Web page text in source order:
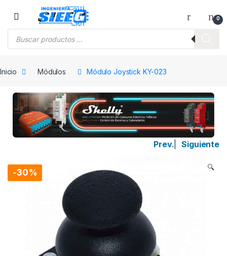
Saltar a la navegación
Saltar al contenido
0
Inicio Módulos Módulo Joystick KY-023
Prev. Siguiente
-30%
🔍